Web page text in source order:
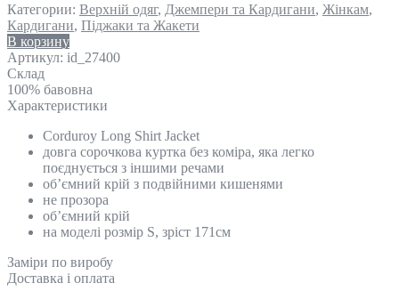
Категории: Верхній одяг, Джемпери та Кардигани, Жінкам,
Кардигани, Піджаки та Жакети
В корзину
Артикул: id_27400
Склад
100% бавовна
Характеристики
Corduroy Long Shirt Jacket
довга сорочкова куртка без коміра, яка легко
поєднується з іншими речами
об’ємний крій з подвійними кишенями
не прозора
об’ємний крій
на моделі розмір S, зріст 171см
Замiри по виробу
Доставка і оплата